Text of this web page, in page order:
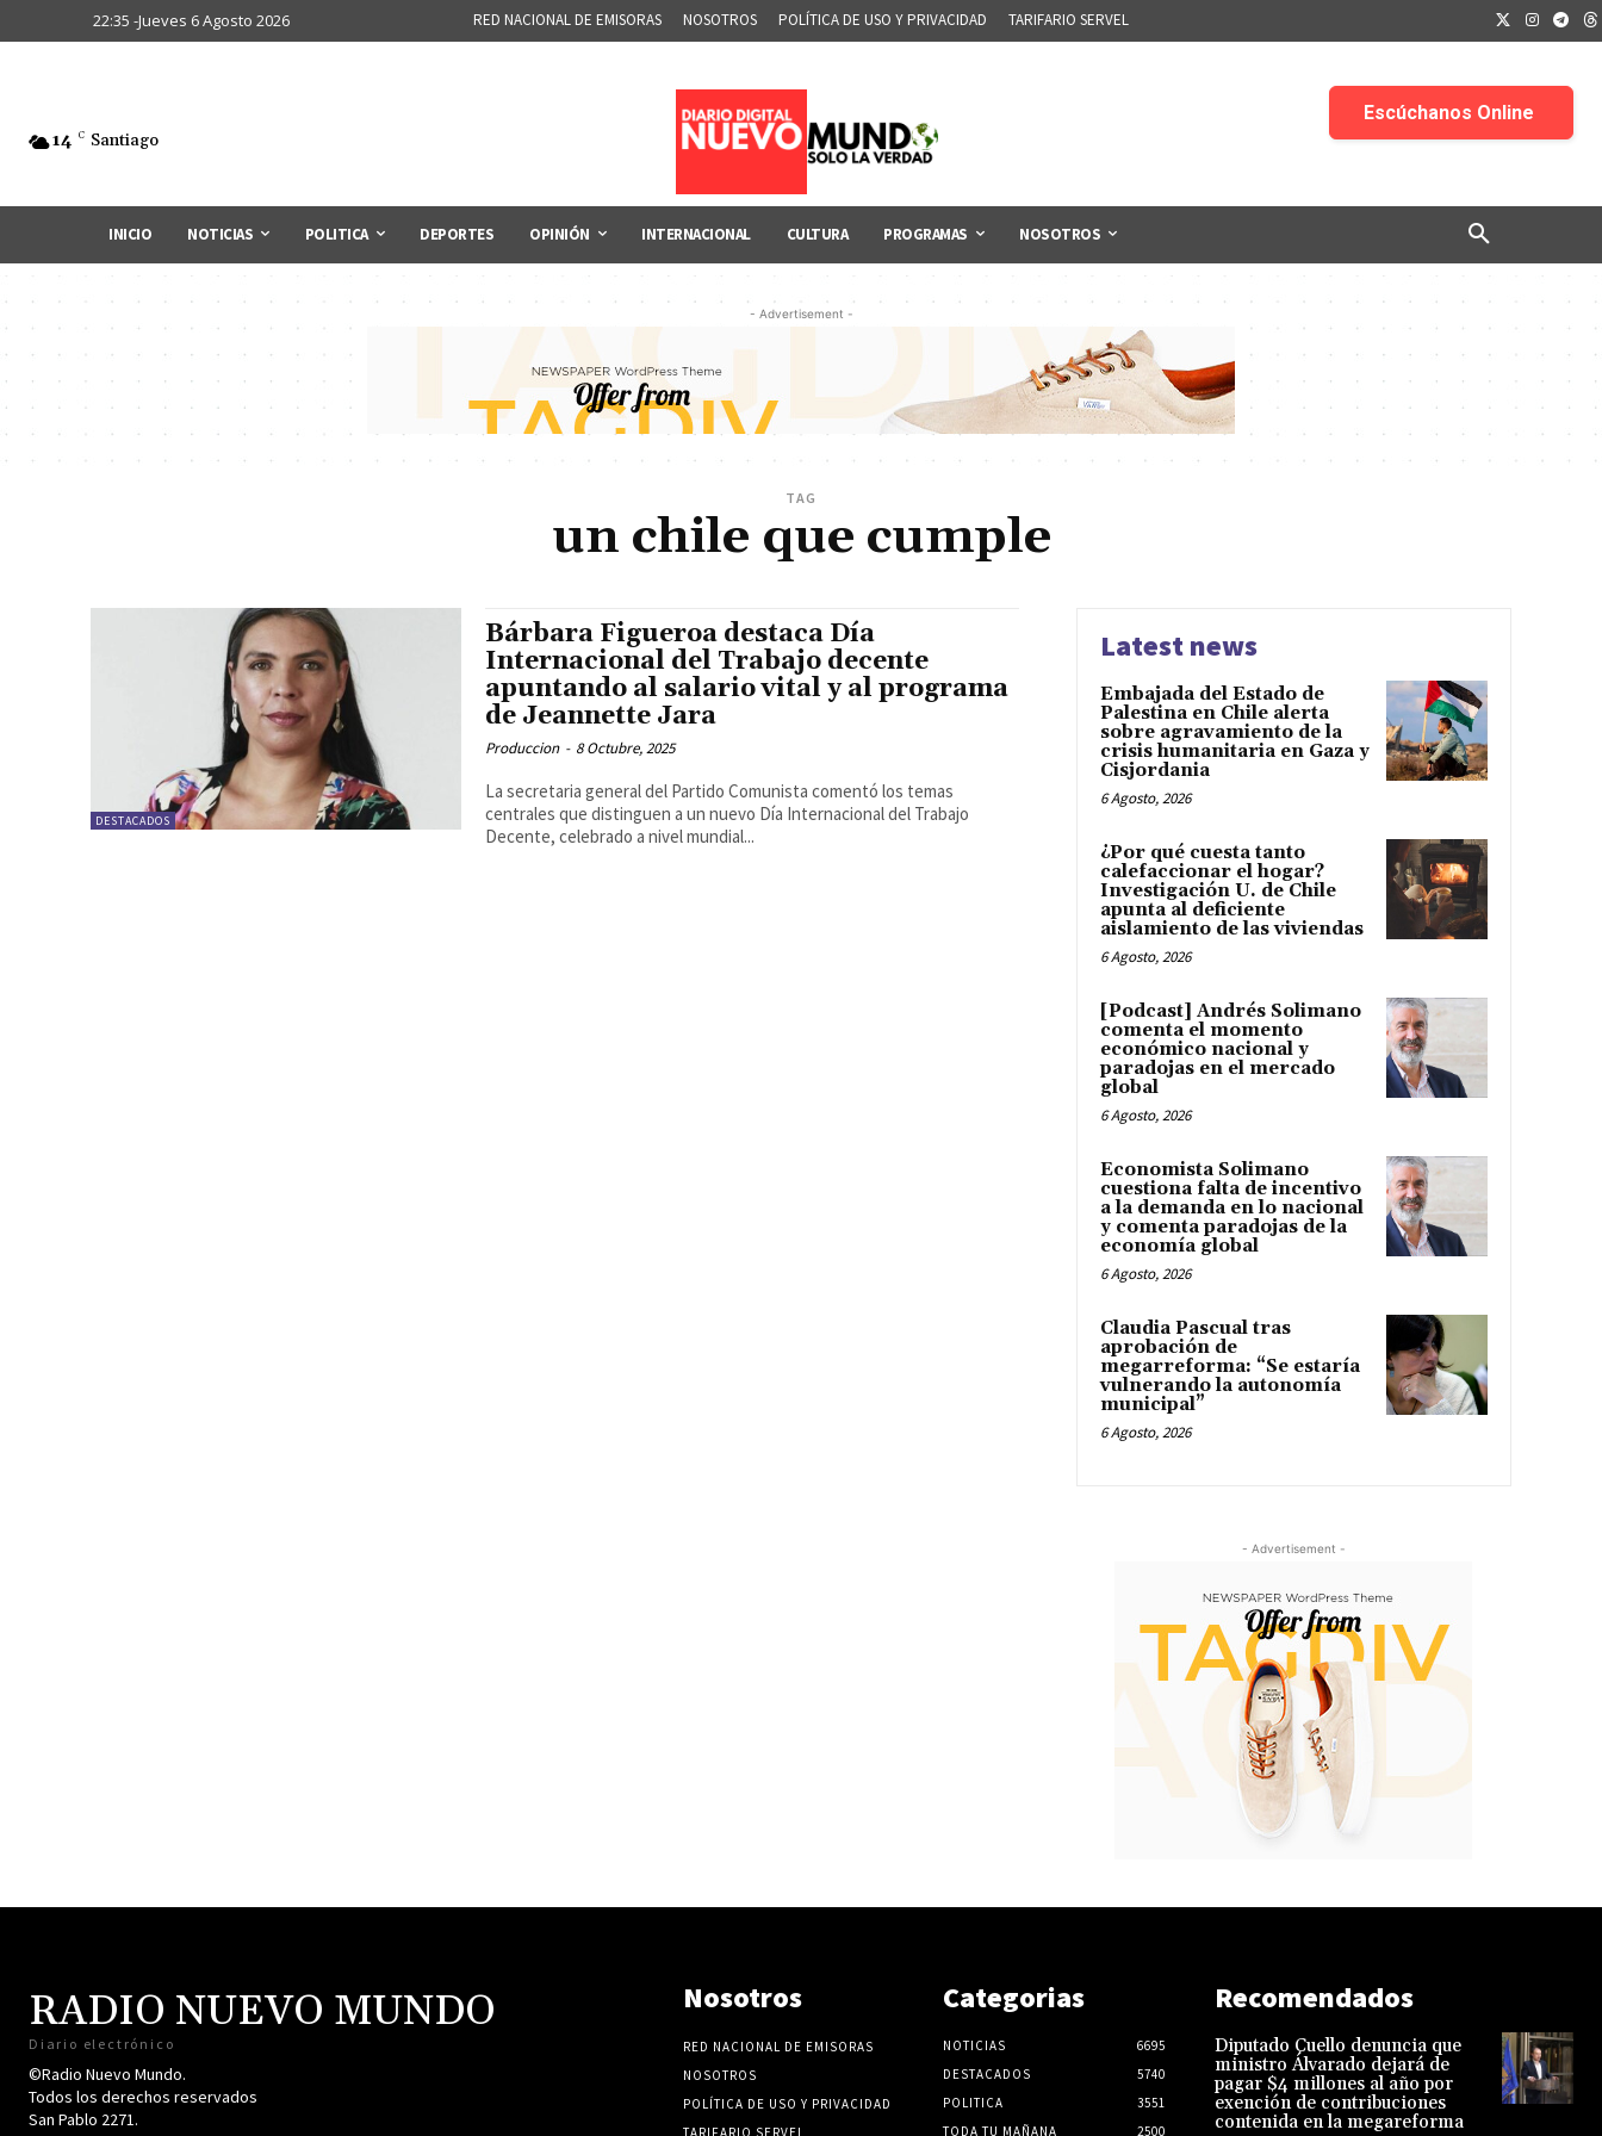
22:35 -Jueves 6 Agosto 2026 RED NACIONAL DE EMISORAS NOSOTROS POLÍTICA DE USO Y PRIVACIDAD TARIFARIO SERVEL
14 C Santiago
INICIO NOTICIAS POLITICA DEPORTES OPINIÓN INTERNACIONAL CULTURA PROGRAMAS NOSOTROS
- Advertisement -
TAG
un chile que cumple
DESTACADOS
Bárbara Figueroa destaca Día
Internacional del Trabajo decente
apuntando al salario vital y al programa
de Jeannette Jara
Produccion - 8 Octubre, 2025
La secretaria general del Partido Comunista comentó los temas
centrales que distinguen a un nuevo Día Internacional del Trabajo
Decente, celebrado a nivel mundial...
Latest news
Embajada del Estado de
Palestina en Chile alerta
sobre agravamiento de la
crisis humanitaria en Gaza y
Cisjordania
6 Agosto, 2026
¿Por qué cuesta tanto
calefaccionar el hogar?
Investigación U. de Chile
apunta al deficiente
aislamiento de las viviendas
6 Agosto, 2026
[Podcast] Andrés Solimano
comenta el momento
económico nacional y
paradojas en el mercado
global
6 Agosto, 2026
Economista Solimano
cuestiona falta de incentivo
a la demanda en lo nacional
y comenta paradojas de la
economía global
6 Agosto, 2026
Claudia Pascual tras
aprobación de
megarreforma: “Se estaría
vulnerando la autonomía
municipal”
6 Agosto, 2026
- Advertisement -
RADIO NUEVO MUNDO
Diario electrónico
©Radio Nuevo Mundo.
Todos los derechos reservados
San Pablo 2271.
Nosotros
RED NACIONAL DE EMISORAS
NOSOTROS
POLÍTICA DE USO Y PRIVACIDAD
TARIFARIO SERVEL
Categorias
NOTICIAS
6695
DESTACADOS
5740
POLITICA
3551
TODA TU MAÑANA
2500
Recomendados
Diputado Cuello denuncia que
ministro Álvarado dejará de
pagar $4 millones al año por
exención de contribuciones
contenida en la megareforma